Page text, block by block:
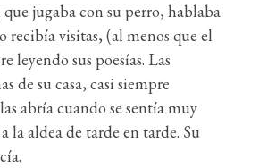
jugaba con su perro, hablaba
recibía visitas, (al menos que el
leyendo sus poesías. Las
de su casa, casi siempre
abría cuando se sentía muy
la aldea de tarde en tarde. Su